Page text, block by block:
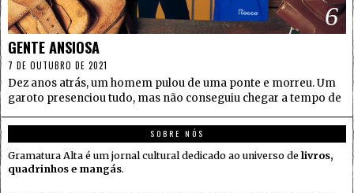
6
GENTE ANSIOSA
7 DE OUTUBRO DE 2021
Dez anos atrás, um homem pulou de uma ponte e morreu. Um
garoto presenciou tudo, mas não conseguiu chegar a tempo de
SOBRE NÓS
Gramatura Alta é um jornal cultural dedicado ao universo de livros,
quadrinhos e mangás.